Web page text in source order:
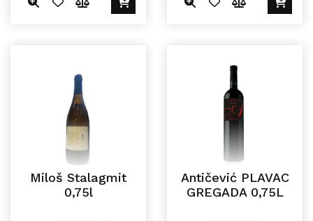
Miloš Stalagmit
0,75l
Antičević PLAVAC
GREGADA 0,75L